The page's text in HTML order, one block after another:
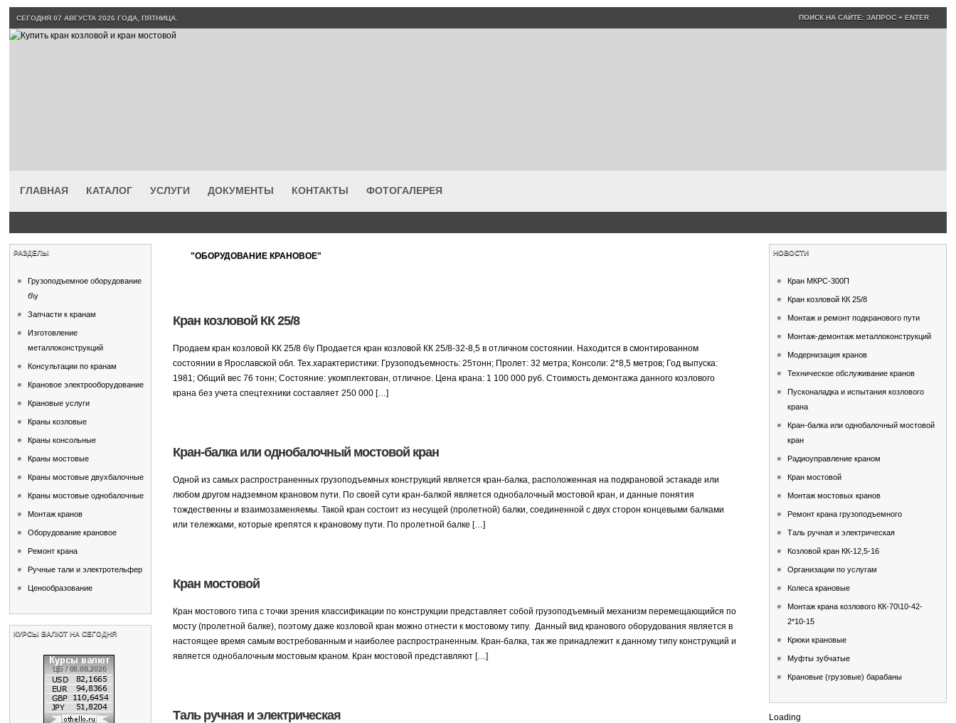
СЕГОДНЯ 07 АВГУСТА 2026 ГОДА, ПЯТНИЦА.
ГЛАВНАЯ КАТАЛОГ УСЛУГИ ДОКУМЕНТЫ КОНТАКТЫ ФОТОГАЛЕРЕЯ
РАЗДЕЛЫ
Грузоподъемное оборудование
б\у
Запчасти к кранам
Изготовление
металлоконструкций
Консультации по кранам
Крановое электрооборудование
Крановые услуги
Краны козловые
Краны консольные
Краны мостовые
Краны мостовые двухбалочные
Краны мостовые однобалочные
Монтаж кранов
Оборудование крановое
Ремонт крана
Ручные тали и электротельфер
Ценообразование
КУРСЫ ВАЛЮТ НА СЕГОДНЯ
"ОБОРУДОВАНИЕ КРАНОВОЕ"
Кран козловой КК 25/8
Продаем кран козловой КК 25/8 б\у Продается кран козловой КК 25/8-32-8,5 в отличном состоянии. Находится в смонтированном
состоянии в Ярославской обл. Тех.характеристики: Грузоподъемность: 25тонн; Пролет: 32 метра; Консоли: 2*8,5 метров; Год выпуска:
1981; Общий вес 76 тонн; Состояние: укомплектован, отличное. Цена крана: 1 100 000 руб. Стоимость демонтажа данного козлового
крана без учета спецтехники составляет 250 000 […]
Кран-балка или однобалочный мостовой кран
Одной из самых распространенных грузоподъемных конструкций является кран-балка, расположенная на подкрановой эстакаде или
любом другом надземном крановом пути. По своей сути кран-балкой является однобалочный мостовой кран, и данные понятия
тождественны и взаимозаменяемы. Такой кран состоит из несущей (пролетной) балки, соединенной с двух сторон концевыми балками
или тележками, которые крепятся к крановому пути. По пролетной балке […]
Кран мостовой
Кран мостового типа с точки зрения классификации по конструкции представляет собой грузоподъемный механизм перемещающийся по
мосту (пролетной балке), поэтому даже козловой кран можно отнести к мостовому типу. Данный вид кранового оборудования является в
настоящее время самым востребованным и наиболее распространенным. Кран-балка, так же принадлежит к данному типу конструкций и
является однобалочным мостовым краном. Кран мостовой представляют […]
Таль ручная и электрическая
НОВОСТИ
Кран МКРС-300П
Кран козловой КК 25/8
Монтаж и ремонт подкранового пути
Монтаж-демонтаж металлоконструкций
Модернизация кранов
Техническое обслуживание кранов
Пусконаладка и испытания козлового
крана
Кран-балка или однобалочный мостовой
кран
Радиоуправление краном
Кран мостовой
Монтаж мостовых кранов
Ремонт крана грузоподъемного
Таль ручная и электрическая
Козловой кран КК-12,5-16
Организации по услугам
Колеса крановые
Монтаж крана козлового КК-70\10-42-
2*10-15
Крюки крановые
Муфты зубчатые
Крановые (грузовые) барабаны
Loading